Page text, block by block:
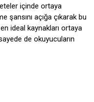
içinde ortaya
şansını açığa çıkarak bu
ideal kaynakları ortaya
de okuyucuların